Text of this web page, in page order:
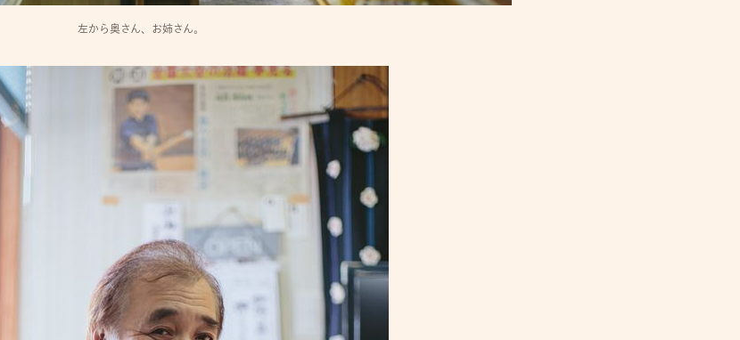
左から奥さん、お姉さん。